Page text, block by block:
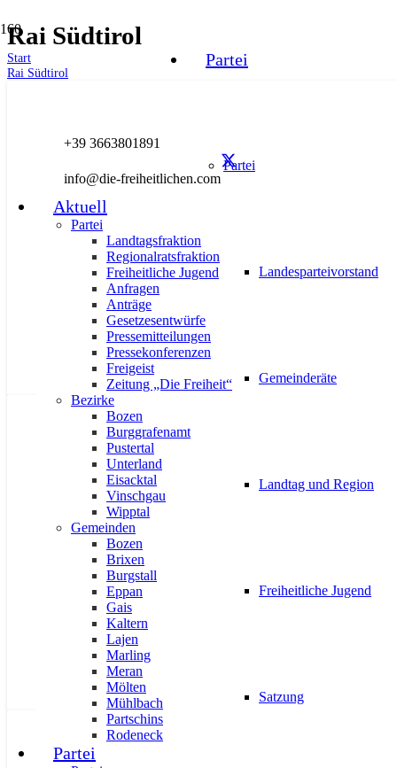
Partei
Partei
Landesparteivorstand
Gemeinderäte
Landtag und Region
Freiheitliche Jugend
Satzung
+39 3663801891
info@die-freiheitlichen.com
Aktuell
Partei
Landtagsfraktion
Regionalratsfraktion
Freiheitliche Jugend
Anfragen
Anträge
Gesetzesentwürfe
Pressemitteilungen
Pressekonferenzen
Freigeist
Zeitung „Die Freiheit“
Bezirke
Bozen
Burggrafenamt
Pustertal
Unterland
Eisacktal
Vinschgau
Wipptal
Gemeinden
Bozen
Brixen
Burgstall
Eppan
Gais
Kaltern
Lajen
Marling
Meran
Mölten
Mühlbach
Partschins
Rodeneck
Partei
Rai Südtirol
Start
Rai Südtirol
21. August 2024
AKTUELLPRESSE
Ulli Mair zu Gast bei der
17. Januar 2024
AKTUELLPRESSE